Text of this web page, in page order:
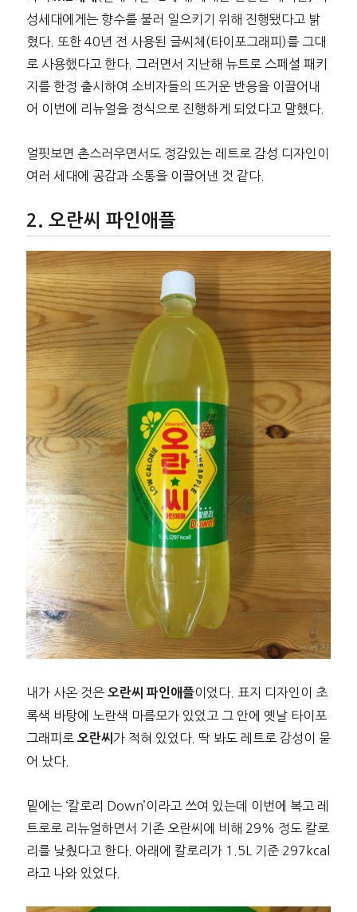
성세대에게는 향수를 불러 일으키기 위해 진행됐다고 밝
혔다. 또한 40년 전 사용된 글씨체(타이포그래피)를 그대
로 사용했다고 한다. 그러면서 지난해 뉴트로 스페셜 패키
지를 한정 출시하여 소비자들의 뜨거운 반응을 이끌어내
어 이번에 리뉴얼을 정식으로 진행하게 되었다고 말했다.
얼핏보면 촌스러우면서도 정감있는 레트로 감성 디자인이
여러 세대에 공감과 소통을 이끌어낸 것 같다.
오란씨 파인애플
내가 사온 것은 오란씨 파인애플이었다. 표지 디자인이 초
록색 바탕에 노란색 마름모가 있었고 그 안에 옛날 타이포
그래피로 오란씨 가 적혀 있었다. 딱 봐도 레트로 감성이 묻
어 났다.
밑에는 ‘칼로리 Down’이라고 쓰여 있는데 이번에 복고 레
트로로 리뉴얼하면서 기존 오란씨에 비해 29% 정도 칼로
리를 낮췄다고 한다. 아래에 칼로리가 1.5L 기준 297kcal
라고 나와 있었다.